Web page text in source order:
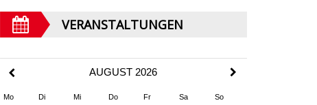
VERANSTALTUNGEN
AUGUST 2026
Mo Di Mi Do Fr Sa So